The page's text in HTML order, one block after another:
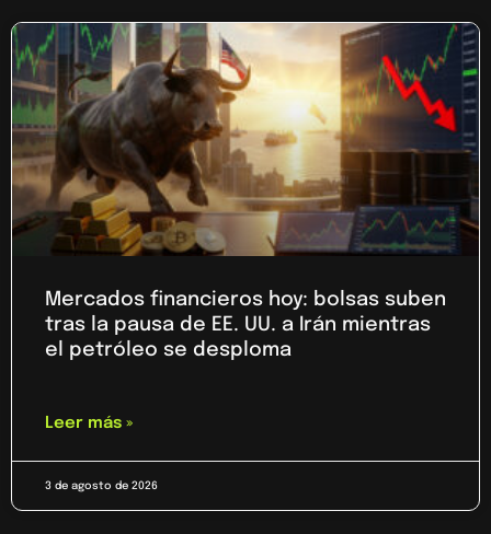
Mercados financieros hoy: bolsas suben
tras la pausa de EE. UU. a Irán mientras
el petróleo se desploma
Leer más »
3 de agosto de 2026